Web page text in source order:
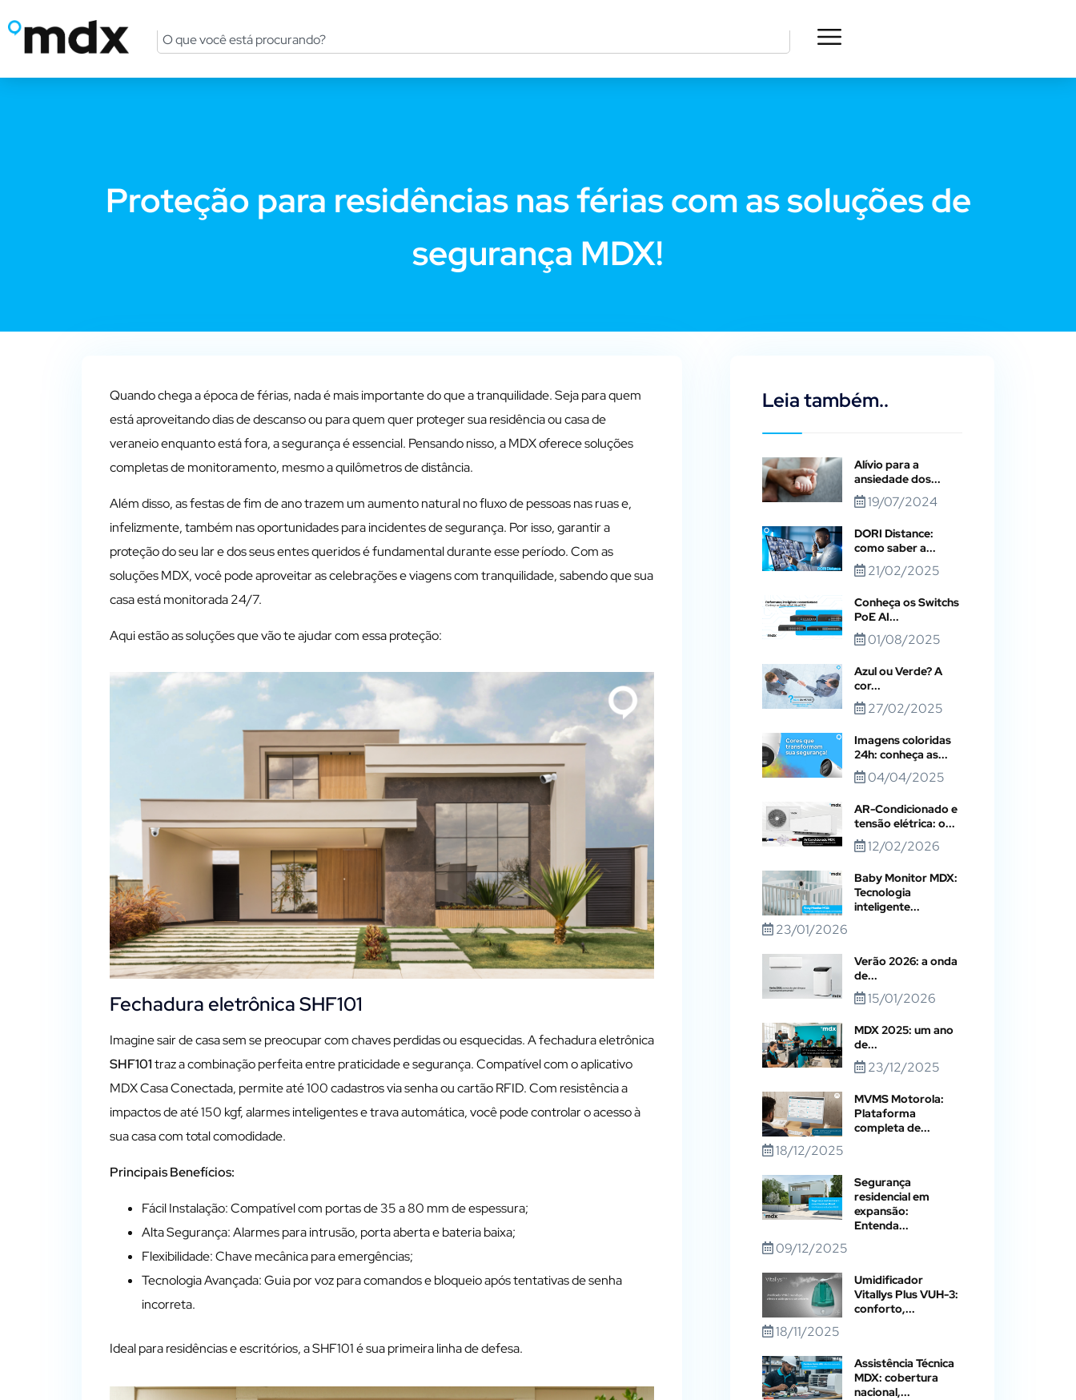
Proteção para residências nas férias com as soluções de
segurança MDX!
Quando chega a época de férias, nada é mais importante do que a tranquilidade. Seja para quem
está aproveitando dias de descanso ou para quem quer proteger sua residência ou casa de
veraneio enquanto está fora, a segurança é essencial. Pensando nisso, a MDX oferece soluções
completas de monitoramento, mesmo a quilômetros de distância.
Além disso, as festas de fim de ano trazem um aumento natural no fluxo de pessoas nas ruas e,
infelizmente, também nas oportunidades para incidentes de segurança. Por isso, garantir a
proteção do seu lar e dos seus entes queridos é fundamental durante esse período. Com as
soluções MDX, você pode aproveitar as celebrações e viagens com tranquilidade, sabendo que sua
casa está monitorada 24/7.
Aqui estão as soluções que vão te ajudar com essa proteção:
Fechadura eletrônica SHF101
Imagine sair de casa sem se preocupar com chaves perdidas ou esquecidas. A fechadura eletrônica
SHF101traz a combinação perfeita entre praticidade e segurança. Compatível com o aplicativo
MDX Casa Conectada, permite até 100 cadastros via senha ou cartão RFID. Com resistência a
impactos de até 150 kgf, alarmes inteligentes e trava automática, você pode controlar o acesso à
sua casa com total comodidade.
Principais Benefícios:
Fácil Instalação: Compatível com portas de 35 a 80 mm de espessura;
Alta Segurança: Alarmes para intrusão, porta aberta e bateria baixa;
Flexibilidade: Chave mecânica para emergências;
Tecnologia Avançada: Guia por voz para comandos e bloqueio após tentativas de senha
incorreta.
Ideal para residências e escritórios, aSHF101é sua primeira linha de defesa.
Leia também..
Alívio para a
ansiedade dos...
19/07/2024
DORI Distance:
como saber a...
21/02/2025
Conheça os Switchs
PoE AI...
01/08/2025
Azul ou Verde? A
cor...
27/02/2025
Imagens coloridas
24h: conheça as...
04/04/2025
AR-Condicionado e
tensão elétrica: o...
12/02/2026
Baby Monitor MDX:
Tecnologia
inteligente...
23/01/2026
Verão 2026: a onda
de...
15/01/2026
MDX 2025: um ano
de...
23/12/2025
MVMS Motorola:
Plataforma
completa de...
18/12/2025
Segurança
residencial em
expansão:
Entenda...
09/12/2025
Umidificador
Vitallys Plus VUH-3:
conforto,...
18/11/2025
Assistência Técnica
MDX: cobertura
nacional,...